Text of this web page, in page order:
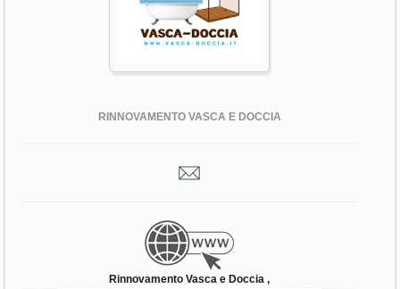
RINNOVAMENTO VASCA E DOCCIA
Rinnovamento Vasca e Doccia ,